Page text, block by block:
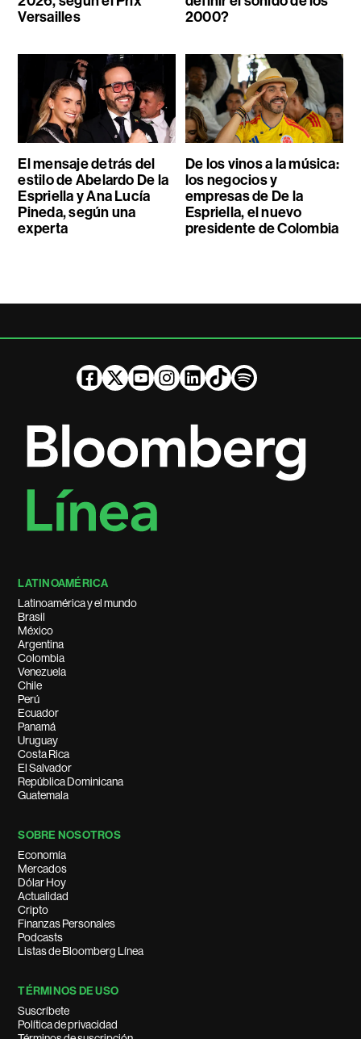
Versailles
2000?
El mensaje detrás del
estilo de Abelardo De la
Espriella y Ana Lucía
Pineda, según una
experta
De los vinos a la música:
los negocios y
empresas de De la
Espriella, el nuevo
presidente de Colombia
LATINOAMÉRICA
Latinoamérica y el mundo
Brasil
México
Argentina
Colombia
Venezuela
Chile
Perú
Ecuador
Panamá
Uruguay
Costa Rica
El Salvador
República Dominicana
Guatemala
SOBRE NOSOTROS
Economía
Mercados
Dólar Hoy
Actualidad
Cripto
Finanzas Personales
Podcasts
Listas de Bloomberg Línea
TÉRMINOS DE USO
Suscríbete
Política de privacidad